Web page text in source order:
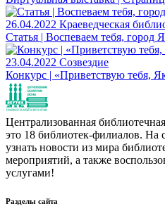
26.04.2022 Краеведческая
Статья | Воспеваем тебя, город
23.04.2022 Созвездие
Конкурс | «Приветствую тебя,
Централизованная
это 18 библиотек-филиалов. На
узнать новости из мира
мероприятий, а также
услугами!
Разделы сайта